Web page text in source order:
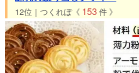
12位｜つくれぽ《 153 件 》